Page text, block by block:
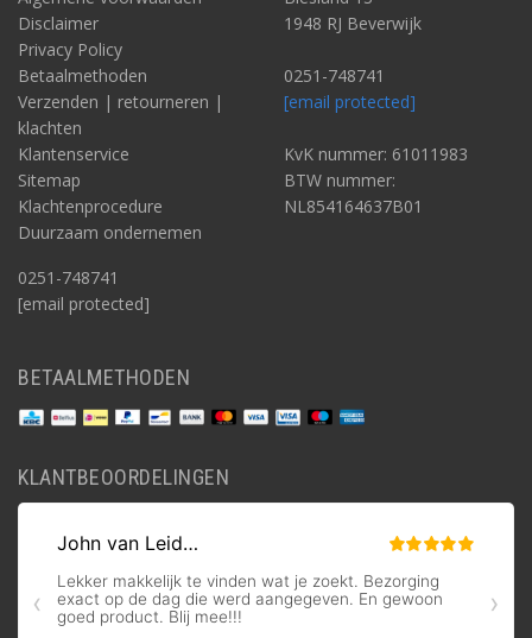
Disclaimer
Privacy Policy
Betaalmethoden
Verzenden | retourneren |
klachten
Klantenservice
Sitemap
Klachtenprocedure
Duurzaam ondernemen
0251-748741
[email protected]
1948 RJ Beverwijk
0251-748741
[email protected]
KvK nummer: 61011983
BTW nummer:
NL854164637B01
BETAALMETHODEN
KLANTBEOORDELINGEN